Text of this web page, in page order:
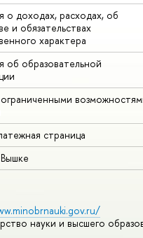
о доходах, расходах, об
и обязательствах
характера
об образовательной
страница
науки и высшего